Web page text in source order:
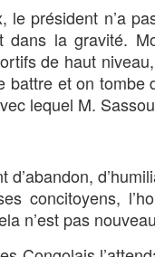
le président n’a
la gravité.
de haut
battre et on
lequel M.
d’abandon,
concitoyens,
n’est pas